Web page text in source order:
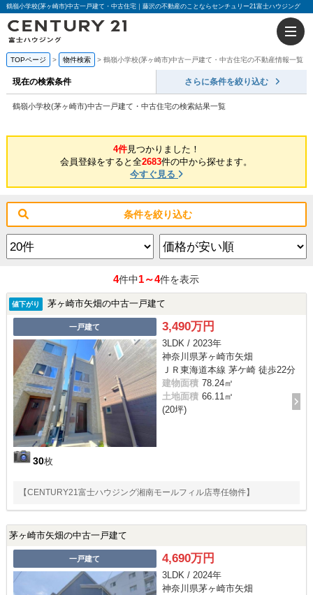
鶴嶺小学校(茅ヶ崎市)中古一戸建て・中古住宅｜藤沢の不動産のことならセンチュリー21富士ハウジング
TOPページ 物件検索 鶴嶺小学校(茅ヶ崎市)中古一戸建て・中古住宅の不動産情報一覧
現在の検索条件 さらに条件を絞り込む
鶴嶺小学校(茅ヶ崎市)中古一戸建て・中古住宅の検索結果一覧
4件見つかりました！
会員登録をすると全2683件の中から探せます。
今すぐ見る
条件を絞り込む
4件中1～4件を表示
値下がり 茅ヶ崎市矢畑の中古一戸建て
一戸建て
30枚
3,490万円
3LDK / 2023年
神奈川県茅ヶ崎市矢畑
ＪＲ東海道本線 茅ケ崎 徒歩22分
建物面積 78.24㎡
土地面積 66.11㎡
(20坪)
【CENTURY21富士ハウジング湘南モールフィル店専任物件】
茅ヶ崎市矢畑の中古一戸建て
一戸建て 4,690万円
3LDK / 2024年
神奈川県茅ヶ崎市矢畑